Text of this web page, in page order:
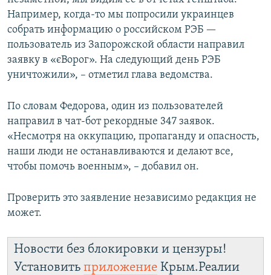
Например, когда-то мы попросили украинцев
собрать информацию о российском РЭБ —
пользователь из Запорожской области направил
заявку в «єВорог». На следующий день РЭБ
уничтожили», – отметил глава ведомства.
По словам Федорова, один из пользователей
направил в чат-бот рекордные 347 заявок.
«Несмотря на оккупацию, пропаганду и опасность,
наши люди не останавливаются и делают все,
чтобы помочь военным», – добавил он.
Проверить это заявление независимо редакция не
может.
Новости без блокировки и цензуры!
Установить приложение Крым.Реалии